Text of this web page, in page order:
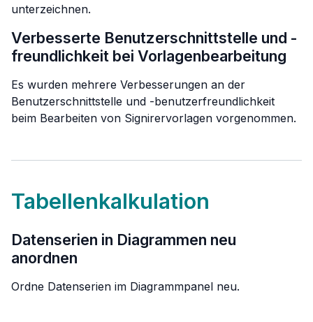
unterzeichnen.
Verbesserte Benutzerschnittstelle und -
freundlichkeit bei Vorlagenbearbeitung
Es wurden mehrere Verbesserungen an der
Benutzerschnittstelle und -benutzerfreundlichkeit
beim Bearbeiten von Signirervorlagen vorgenommen.
Tabellenkalkulation
Datenserien in Diagrammen neu
anordnen
Ordne Datenserien im Diagrammpanel neu.